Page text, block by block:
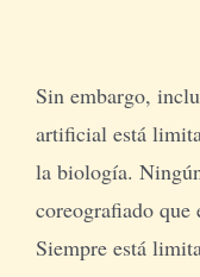
Sin embargo,
artificial está
la biología.
coreografiado que
Siempre está